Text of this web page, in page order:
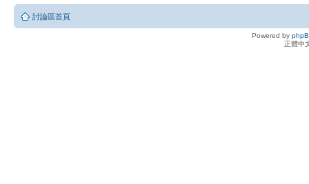
討論區首頁
Powered by
正體中